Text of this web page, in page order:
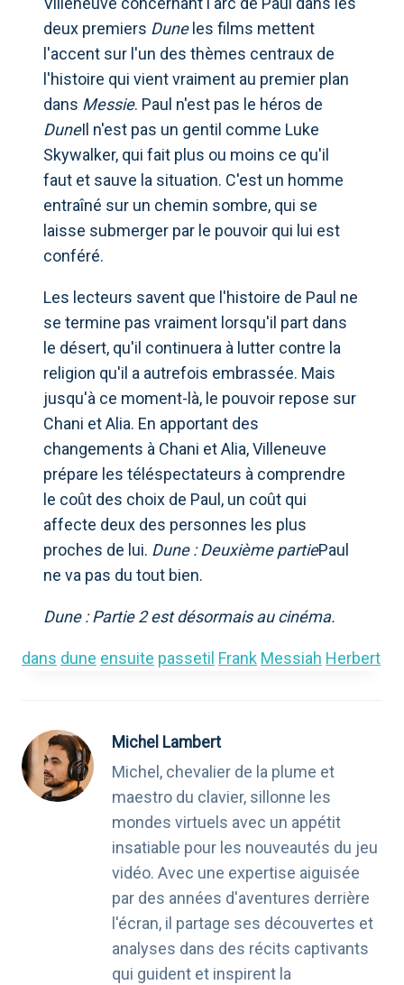
deux premiers Duneles films mettent
l'accent sur l'un des thèmes centraux de
l'histoire qui vient vraiment au premier plan
dans Messie. Paul n'est pas le héros de
DuneIl n'est pas un gentil comme Luke
Skywalker, qui fait plus ou moins ce qu'il
faut et sauve la situation. C'est un homme
entraîné sur un chemin sombre, qui se
laisse submerger par le pouvoir qui lui est
conféré.
Les lecteurs savent que l'histoire de Paul ne
se termine pas vraiment lorsqu'il part dans
le désert, qu'il continuera à lutter contre la
religion qu'il a autrefois embrassée. Mais
jusqu'à ce moment-là, le pouvoir repose sur
Chani et Alia. En apportant des
changements à Chani et Alia, Villeneuve
prépare les téléspectateurs à comprendre
le coût des choix de Paul, un coût qui
affecte deux des personnes les plus
proches de lui. Dune : Deuxième partiePaul
ne va pas du tout bien.
Dune : Partie 2 est désormais au cinéma.
dans dune ensuite passetil Frank Messiah Herbert
Michel Lambert
Michel, chevalier de la plume et
maestro du clavier, sillonne les
mondes virtuels avec un appétit
insatiable pour les nouveautés du jeu
vidéo. Avec une expertise aiguisée
par des années d'aventures derrière
l'écran, il partage ses découvertes et
analyses dans des récits captivants
qui guident et inspirent la